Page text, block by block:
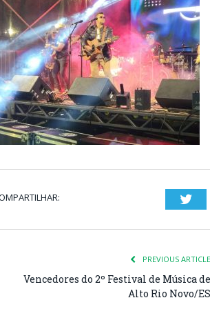
PREVIOUS ARTICLE
Vencedores do 2º Festival de Música de
Alto Rio Novo/ES